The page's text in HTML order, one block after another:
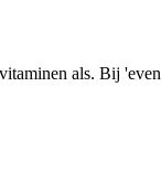
als. Bij